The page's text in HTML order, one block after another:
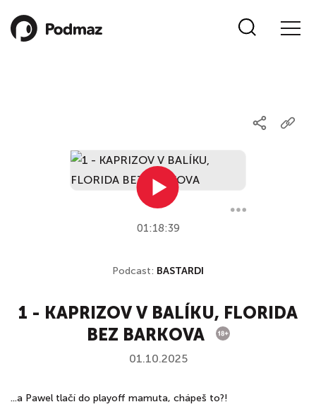
01:18:39
Podcast: BASTARDI
1 - KAPRIZOV V BALÍKU, FLORIDA
BEZ BARKOVA
01.10.2025
...a Pawel tlačí do playoff mamuta, chápeš to?!